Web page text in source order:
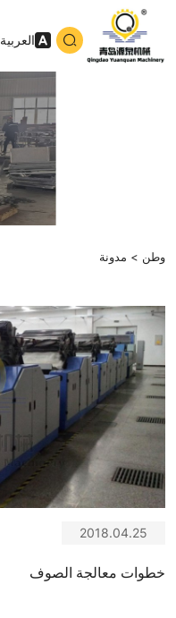
العربية
Qingdao
Yuanquan
Machinery
وطن مدونة
2018.04.25
خطوات معالجة الصوف